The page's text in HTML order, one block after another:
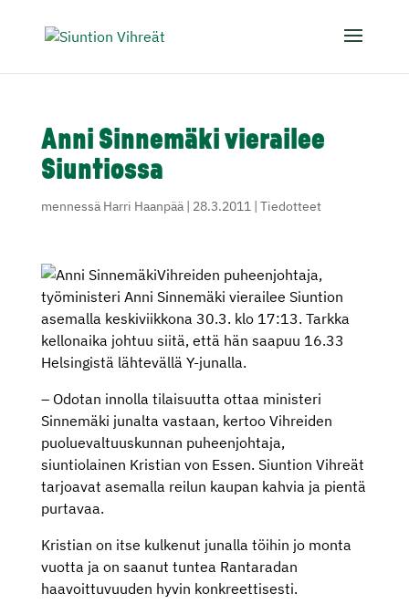
Anni Sinnemäki vierailee
Siuntiossa
mennessä Harri Haanpää| 28.3.2011| Tiedotteet
Vihreiden puheenjohtaja,
työministeri Anni Sinnemäki vierailee Siuntion
asemalla keskiviikkona 30.3. klo 17:13. Tarkka
kellonaika johtuu siitä, että hän saapuu 16.33
Helsingistä lähtevällä Y-junalla.
– Odotan innolla tilaisuutta ottaa ministeri
Sinnemäki junalta vastaan, kertoo Vihreiden
puoluevaltuuskunnan puheenjohtaja,
siuntiolainen Kristian von Essen. Siuntion Vihreät
tarjoavat asemalla reilun kaupan kahvia ja pientä
purtavaa.
Kristian on itse kulkenut junalla töihin jo monta
vuotta ja on saanut tuntea Rantaradan
haavoittuvuuden hyvin konkreettisesti.